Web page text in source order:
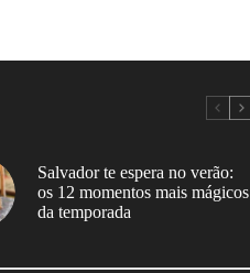
Salvador te espera no verão:
os 12 momentos mais mágicos
da temporada